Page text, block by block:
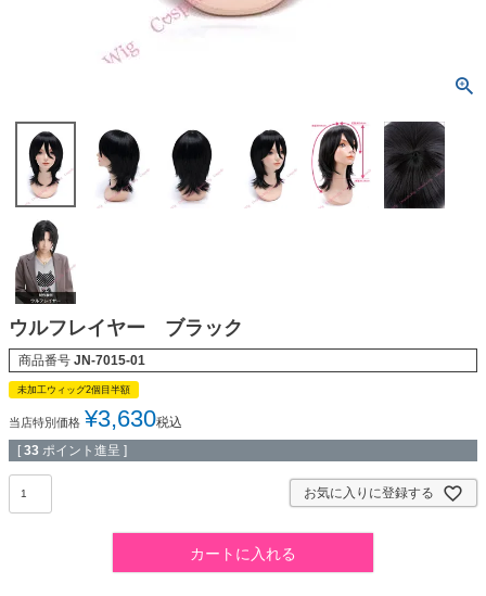
ウルフレイヤー ブラック
商品番号 JN-7015-01
未加工ウィッグ2個目半額
当店特別価格 ¥3,630税込
[ 33 ポイント進呈 ]
お気に入りに登録する
カートに入れる